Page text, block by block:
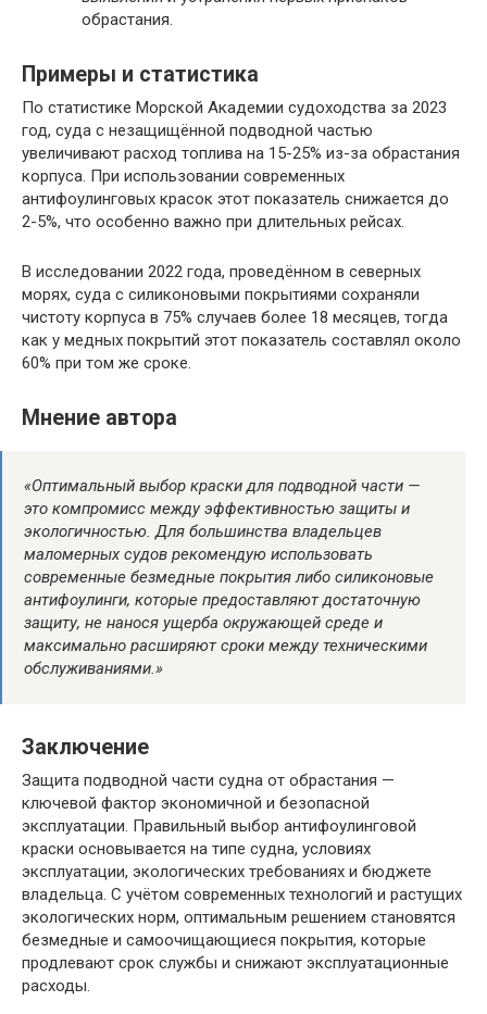
обрастания.
Примеры и статистика
По статистике Морской Академии судоходства за 2023
год, суда с незащищённой подводной частью
увеличивают расход топлива на 15-25% из-за обрастания
корпуса. При использовании современных
антифоулинговых красок этот показатель снижается до
2-5%, что особенно важно при длительных рейсах.
В исследовании 2022 года, проведённом в северных
морях, суда с силиконовыми покрытиями сохраняли
чистоту корпуса в 75% случаев более 18 месяцев, тогда
как у медных покрытий этот показатель составлял около
60% при том же сроке.
Мнение автора
«Оптимальный выбор краски для подводной части —
это компромисс между эффективностью защиты и
экологичностью. Для большинства владельцев
маломерных судов рекомендую использовать
современные безмедные покрытия либо силиконовые
антифоулинги, которые предоставляют достаточную
защиту, не нанося ущерба окружающей среде и
максимально расширяют сроки между техническими
обслуживаниями.»
Заключение
Защита подводной части судна от обрастания —
ключевой фактор экономичной и безопасной
эксплуатации. Правильный выбор антифоулинговой
краски основывается на типе судна, условиях
эксплуатации, экологических требованиях и бюджете
владельца. С учётом современных технологий и растущих
экологических норм, оптимальным решением становятся
безмедные и самоочищающиеся покрытия, которые
продлевают срок службы и снижают эксплуатационные
расходы.